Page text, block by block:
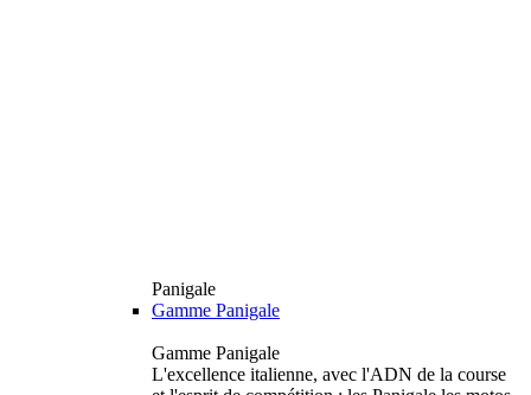
Panigale
Gamme Panigale
Gamme Panigale
L'excellence italienne, avec l'ADN de la course